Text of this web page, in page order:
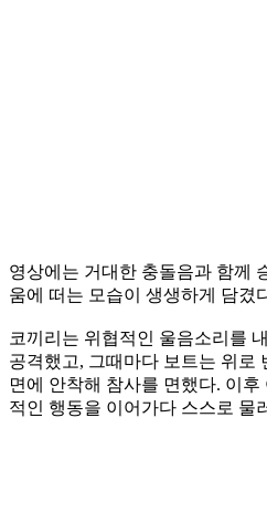
영상에는 거대한 충돌음과 함께
움에 떠는 모습이 생생하게 담겼
코끼리는 위협적인 울음소리를
공격했고, 그때마다 보트는 위로
면에 안착해 참사를 면했다. 이
적인 행동을 이어가다 스스로 물